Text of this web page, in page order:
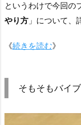
というわけで今回の
やり方 」について、
《続きを読む》
そもそもバイ